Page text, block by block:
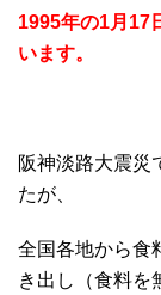
1995年の1月17
います。
阪神淡路大震災
たが、
全国各地から食
き出し（食料を